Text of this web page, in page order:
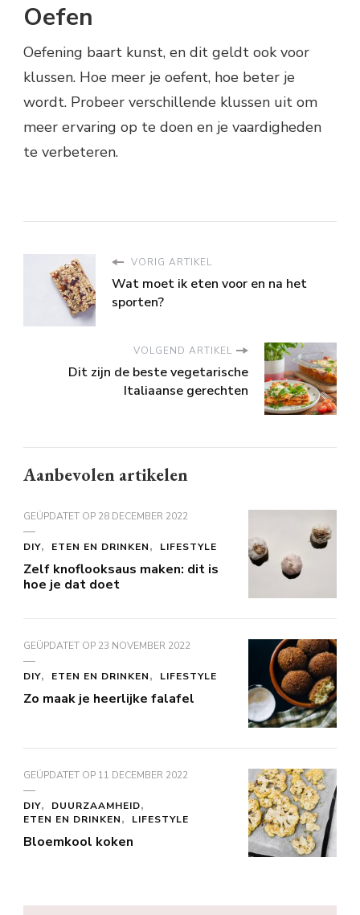
Oefen
Oefening baart kunst, en dit geldt ook voor
klussen. Hoe meer je oefent, hoe beter je
wordt. Probeer verschillende klussen uit om
meer ervaring op te doen en je vaardigheden
te verbeteren.
VORIG ARTIKEL
Wat moet ik eten voor en na het
sporten?
VOLGEND ARTIKEL
Dit zijn de beste vegetarische
Italiaanse gerechten
Aanbevolen artikelen
GEÜPDATET OP 28 DECEMBER 2022
DIY ETEN EN DRINKEN LIFESTYLE
Zelf knoflooksaus maken: dit is
hoe je dat doet
GEÜPDATET OP 23 NOVEMBER 2022
DIY ETEN EN DRINKEN LIFESTYLE
Zo maak je heerlijke falafel
GEÜPDATET OP 11 DECEMBER 2022
DIY
DUURZAAMHEID
ETEN EN DRINKEN
LIFESTYLE
Bloemkool koken